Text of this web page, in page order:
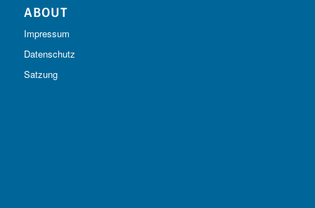
ABOUT
Impressum
Datenschutz
Satzung